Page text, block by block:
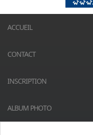
ACCUEIL
CONTACT
INSCRIPTION
ALBUM PHOTO